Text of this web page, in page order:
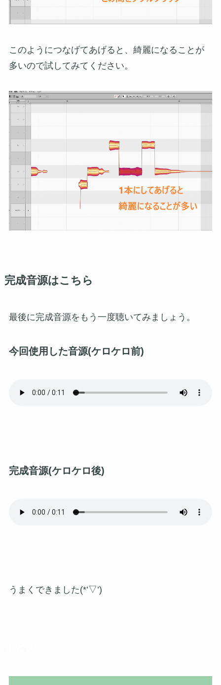
このようにつなげてあげると、綺麗になることが
多いので試してみてください。
完成音源はこちら
最後に完成音源をもう一度聴いてみましょう。
今回使用した音源(ケロケロ前)
完成音源(ケロケロ後)
うまくできました(*’▽’)